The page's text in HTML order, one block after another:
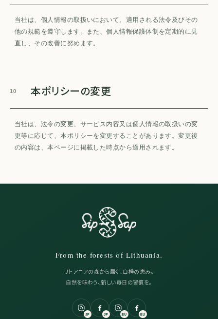
当社は、個人情報の取扱いにおいて、適用される法令及びその
他の規範を遵守します。また、個人情報保護体制を定期的に見
直し、その改善に努めます。
10 本ポリシーの変更
当社は、法令の変更、サービス内容又は個人情報の取扱いの変
更等に応じて、本ポリシーを変更することがあります。変更後
の内容は、本ページに掲載した時点から適用されます。
From the forests of Lithuania.
リトアニアの森から届く、白樺の恵み。
自然を味わう、新しい毎日の習慣を。
JP JP EU EU